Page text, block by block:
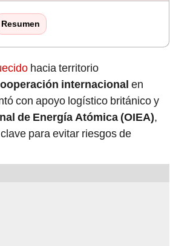
Resumen
hacia territorio
internacional en
con apoyo logístico británico y
de Energía Atómica (OIEA),
para evitar riesgos de